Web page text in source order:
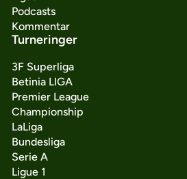
Podcasts
Kommentar
Turneringer
3F Superliga
Betinia LIGA
Premier League
Championship
LaLiga
Bundesliga
Serie A
Ligue 1